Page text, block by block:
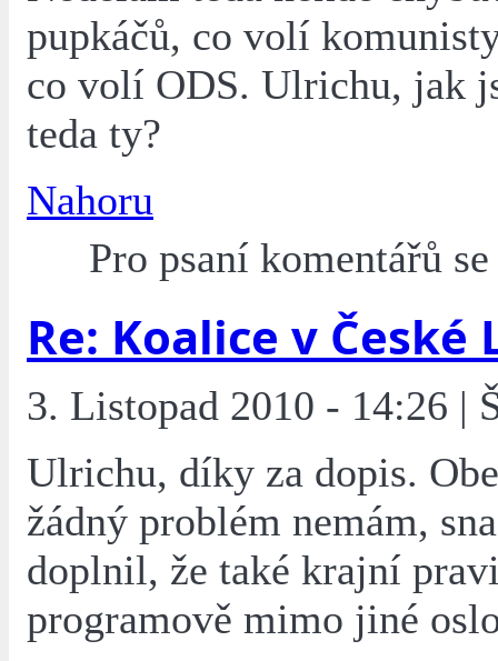
pupkáčů, co volí
co volí ODS. Ulrichu, jak
teda ty?
Nahoru
Pro psaní komentářů
Re: Koalice v České
3. Listopad 2010 - 14:26 |
Ulrichu, díky za dopis.
žádný problém nemám,
doplnil, že také krajní
programově mimo jiné